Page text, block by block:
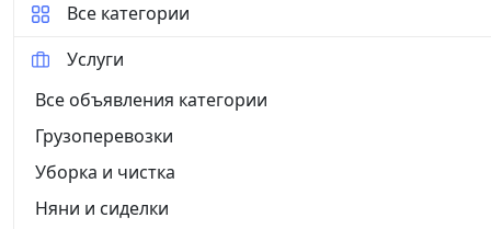
Все категории
Услуги
Все объявления категории
Грузоперевозки
Уборка и чистка
Няни и сиделки